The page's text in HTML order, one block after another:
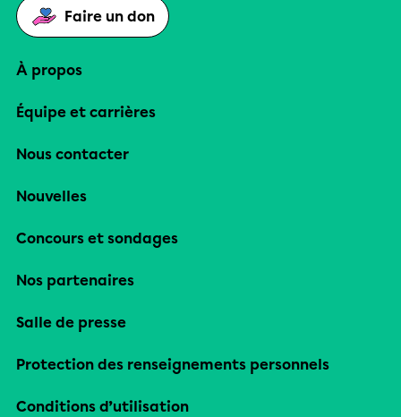
Faire un don
À propos
Équipe et carrières
Nous contacter
Nouvelles
Concours et sondages
Nos partenaires
Salle de presse
Protection des renseignements personnels
Conditions d’utilisation